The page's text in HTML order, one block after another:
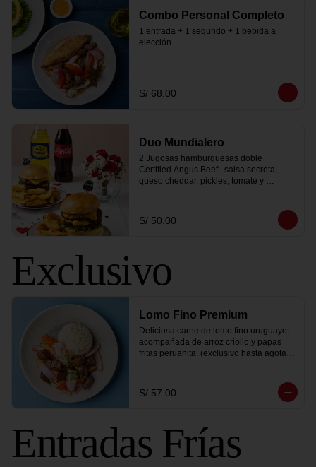
Combo Personal Completo
1 entrada + 1 segundo + 1 bebida a
elección
S/ 68.00
Duo Mundialero
2 Jugosas hamburguesas doble
Certified Angus Beef , salsa secreta,
queso cheddar, pickles, tomate y
S/ 50.00
Exclusivo
Lomo Fino Premium
Deliciosa carne de lomo fino uruguayo,
acompañada de arroz criollo y papas
fritas peruanita. (exclusivo hasta agotar
S/ 57.00
Entradas Frías